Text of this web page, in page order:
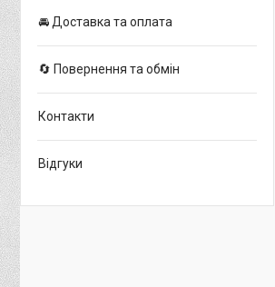
🚘 Доставка та оплата
🔄 Повернення та обмін
Контакти
Відгуки